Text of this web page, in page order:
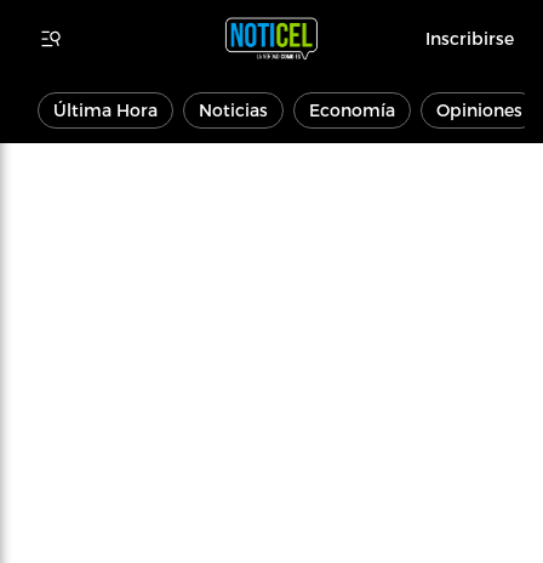
Inscribirse
Última Hora Noticias Economía Opiniones